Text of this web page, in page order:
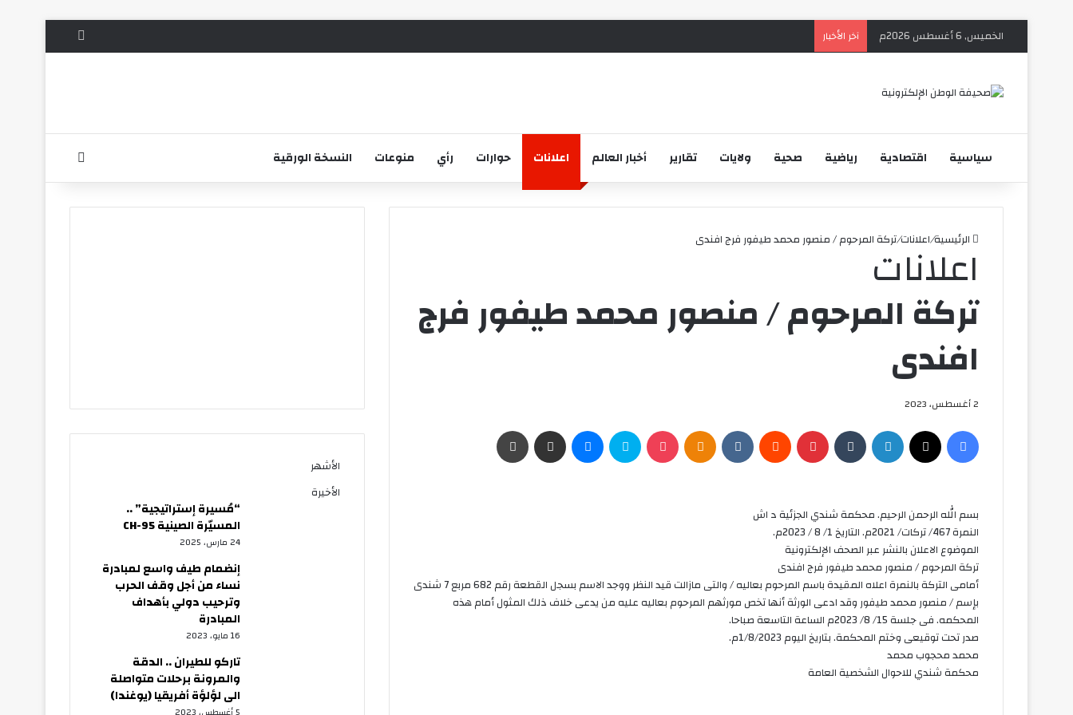
الخميس, 6 أغسطس 2026م آخر الأخبار
سياسية اقتصادية رياضية صحية ولايات تقارير أخبار العالم اعلانات حوارات رأي منوعات النسخة الورقية
الرئيسية/اعلانات/تركة المرحوم / منصور محمد طيفور فرج افندىاعلانات
تركة المرحوم / منصور محمد طيفور فرج
افندى
2 أغسطس، 2023
فيسبوك لينكدإن بينتيريست Odnoklassniki
‫Pocket سكايب ماسنجر مشاركة عبر البريد
بسم الله الرحمن الرحيم. محكمة شندي الجزئية د اش
النمرة 467/ تركات/ 2021م. التاريخ 1/ 8 / 2023م.
الموضوع الاعلان بالنشر عبر الصحف الإلكترونية
تركة المرحوم / منصور محمد طيفور فرج افندى
أمامى التركة بالنمرة اعلاه المقيدة باسم المرحوم بعاليه / والتى مازالت قيد النظر ووجد الاسم بسجل القطعة رقم 682 مربع 7 شندى
بإسم / منصور محمد طيفور وقد ادعى الورثة أنها تخص مورثهم المرحوم بعاليه عليه من يدعى خلاف ذلك المثول أمام هذه
المحكمه. فى جلسة 15/ 8/ 2023م الساعة التاسعة صباحا.
صدر تحت توقيعى وختم المحكمة. بتاريخ اليوم 1/8/2023م.
محمد محجوب محمد
محكمة شندي للاحوال الشخصية العامة
الأشهر
الأخيرة
“مُسيرة إستراتيجية” ..
المسيّرة الصينية CH-95
24 مارس، 2025
إنضمام طيف واسع لمبادرة
نساء من أجل وقف الحرب
وترحيب دولي بأهداف
المبادرة
16 مايو، 2023
تاركو للطيران .. الدقة
والمرونة برحلات متواصلة
الى لؤلؤة أفريقيا (يوغندا)